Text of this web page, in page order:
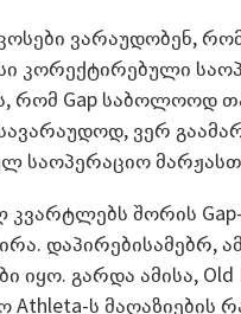
ვარაუდობენ,
კორექტირებული
რომ Gap საბოლოოდ
ვერ
საოპერაციო
შორის
დაპირებისამებრ,
იყო. გარდა ამისა, Old
ს მაღაზიების